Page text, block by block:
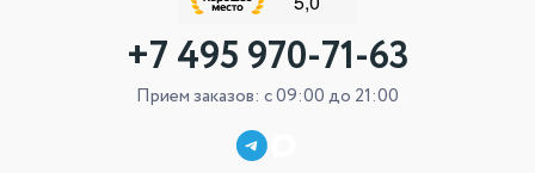
+7 495 970-71-63
Прием заказов: с 09:00 до 21:00